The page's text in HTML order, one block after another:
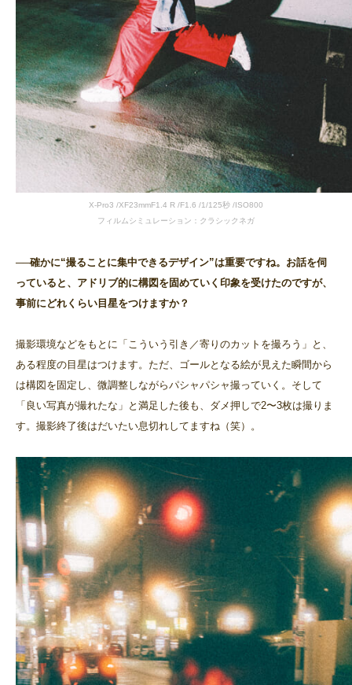
X-Pro3 /XF23mmF1.4 R /F1.6 /1/125秒 /ISO800
フィルムシミュレーション：クラシックネガ
──確かに“撮ることに集中できるデザイン”は重要ですね。お話を伺
っていると、アドリブ的に構図を固めていく印象を受けたのですが、
事前にどれくらい目星をつけますか？
撮影環境などをもとに「こういう引き／寄りのカットを撮ろう」と、
ある程度の目星はつけます。ただ、ゴールとなる絵が見えた瞬間から
は構図を固定し、微調整しながらパシャパシャ撮っていく。そして
「良い写真が撮れたな」と満足した後も、ダメ押しで2〜3枚は撮りま
す。撮影終了後はだいたい息切れしてますね（笑）。